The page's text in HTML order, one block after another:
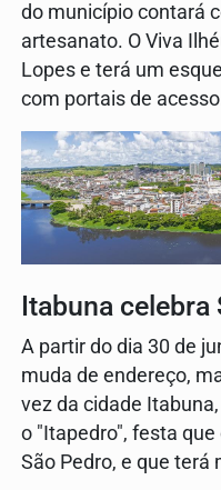
do município contará
artesanato. O Viva
Lopes e terá um
com portais de
Itabuna celebra
A partir do dia 30 de
muda de endereço,
vez da cidade
o "Itapedro", festa
São Pedro, e que terá